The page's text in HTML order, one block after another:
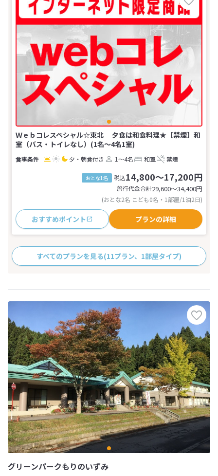
Ｗｅｂコレスペシャル☆東北 夕食は和食料理★【禁煙】和
室（バス・トイレなし）(1名～4名1室)
夕・朝食付き 1～4名 和室 禁煙
おとな1名 税込14,800～17,200円
旅行代金合計29,600〜34,400円
(おとな2名 こども0名・1部屋/1泊2日)
おすすめポイント プランの詳細
すべてのプランを見る(11プラン、1部屋タイプ)
グリーンパークもりのいずみ